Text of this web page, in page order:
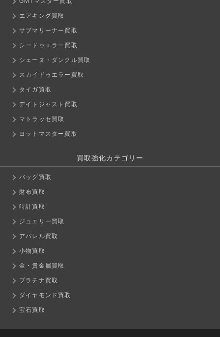
エアキング買取
サブマリーナー買取
シードゥエラー買取
シェーヌ・ダンクル買取
スカイドゥエラー買取
タイガ買取
デイトジャスト買取
マトラッセ買取
ヨットマスター買取
買取強化カテゴリー
バッグ買取
財布買取
時計買取
ジュエリー買取
アパレル買取
小物買取
金・貴金属買取
プラチナ買取
ダイヤモンド買取
宝石買取